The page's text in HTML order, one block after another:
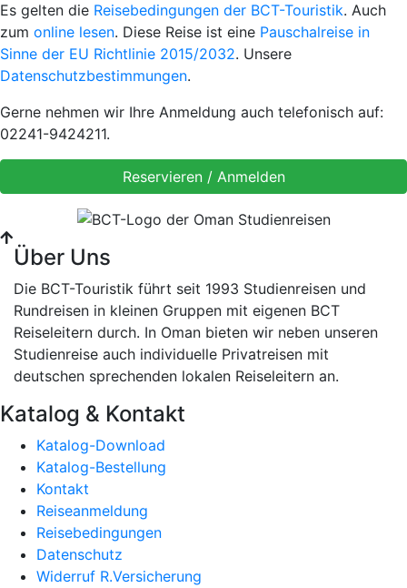
Es gelten die Reisebedingungen der BCT-Touristik. Auch
zum online lesen. Diese Reise ist eine Pauschalreise in
Sinne der EU Richtlinie 2015/2032. Unsere
Datenschutzbestimmungen.
Gerne nehmen wir Ihre Anmeldung auch telefonisch auf:
02241-9424211.
Über Uns
Die BCT-Touristik führt seit 1993 Studienreisen und
Rundreisen in kleinen Gruppen mit eigenen BCT
Reiseleitern durch. In Oman bieten wir neben unseren
Studienreise auch individuelle Privatreisen mit
deutschen sprechenden lokalen Reiseleitern an.
Katalog & Kontakt
Katalog-Download
Katalog-Bestellung
Kontakt
Reiseanmeldung
Reisebedingungen
Datenschutz
Widerruf R.Versicherung